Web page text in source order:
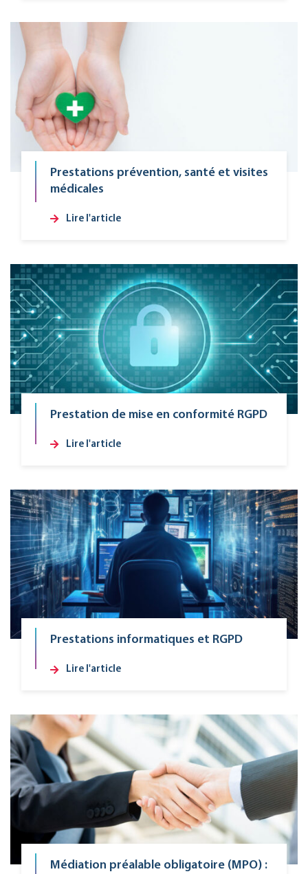
Prestations prévention, santé et visites
médicales
Lire l'article
Prestation de mise en conformité RGPD
Lire l'article
Prestations informatiques et RGPD
Lire l'article
Médiation préalable obligatoire (MPO) :